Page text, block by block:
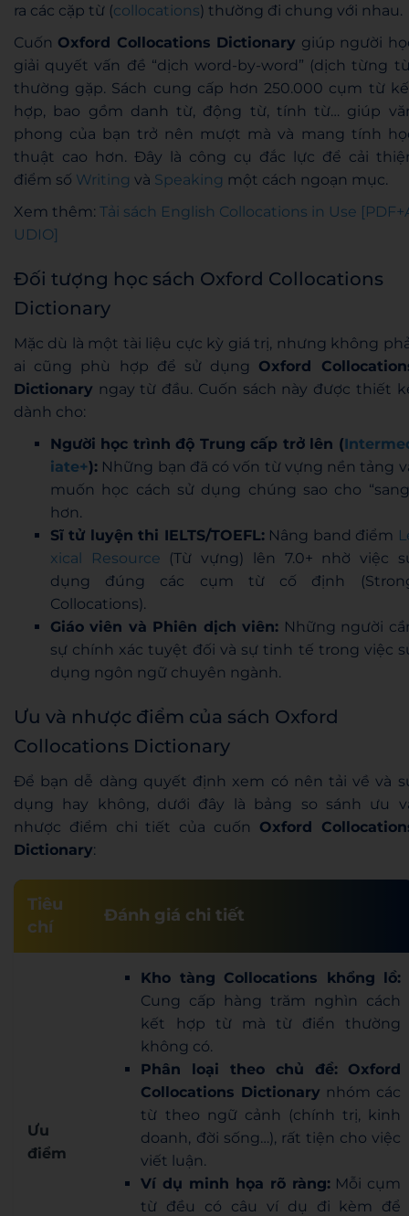
ra các cặp từ (collocations) thường đi chung với nhau.
Cuốn Oxford Collocations Dictionary giúp người
giải quyết vấn đề “dịch word-by-word” (dịch từng
thường gặp. Sách cung cấp hơn 250.000 cụm từ
hợp, bao gồm danh từ, động từ, tính từ… giúp
phong của bạn trở nên mượt mà và mang tính
thuật cao hơn. Đây là công cụ đắc lực để cải
điểm số Writing và Speaking một cách ngoạn mục.
Xem thêm: Tải sách English Collocations in Use
UDIO]
Đối tượng học sách Oxford Collocations
Dictionary
Mặc dù là một tài liệu cực kỳ giá trị, nhưng không
ai cũng phù hợp để sử dụng Oxford
Dictionary ngay từ đầu. Cuốn sách này được thiết
dành cho:
Người học trình độ Trung cấp trở lên (
iate+): Những bạn đã có vốn từ vựng nền tảng
muốn học cách sử dụng chúng sao cho
hơn.
Sĩ tử luyện thi IELTS/TOEFL:Nâng band điểm
xical Resource (Từ vựng) lên 7.0+ nhờ việc
dụng đúng các cụm từ cố định
Collocations).
Giáo viên và Phiên dịch viên: Những người
sự chính xác tuyệt đối và sự tinh tế trong việc
dụng ngôn ngữ chuyên ngành.
Ưu và nhược điểm của sách Oxford
Collocations Dictionary
Để bạn dễ dàng quyết định xem có nên tải về và
dụng hay không, dưới đây là bảng so sánh ưu
nhược điểm chi tiết của cuốn Oxford
Dictionary:
Tiêu
chí
Đánh giá chi tiết
Ưu
điểm
Kho tàng Collocations khổng lồ:
Cung cấp hàng trăm nghìn cách
kết hợp từ mà từ điển thường
không có.
Phân loại theo chủ đề:
Oxford
Collocations Dictionary nhóm các
từ theo ngữ cảnh (chính trị, kinh
doanh, đời sống…), rất tiện cho việc
viết luận.
Ví dụ minh họa rõ ràng:Mỗi cụm
từ đều có câu ví dụ đi kèm để